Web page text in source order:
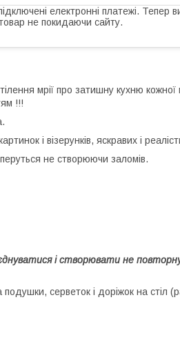
електронні платежі. Тепер
не покидаючи сайту.
мрії про затишну кухню кожної
!!!
і візерунків, яскравих і
не створюючи заломів.
і створювати не
серветок і доріжок на стіл